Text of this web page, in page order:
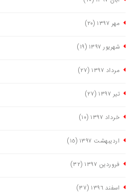
مهر ١٣٩٧ (٢٠)
شهریور ١٣٩٧ (١٩)
مرداد ١٣٩٧ (٢٧)
تیر ١٣٩٧ (٢٧)
خرداد ١٣٩٧ (١٠)
اردیبهشت ١٣٩٧ (١٥)
فروردین ١٣٩٧ (٣٢)
اسفند ١٣٩٦ (٣٧)